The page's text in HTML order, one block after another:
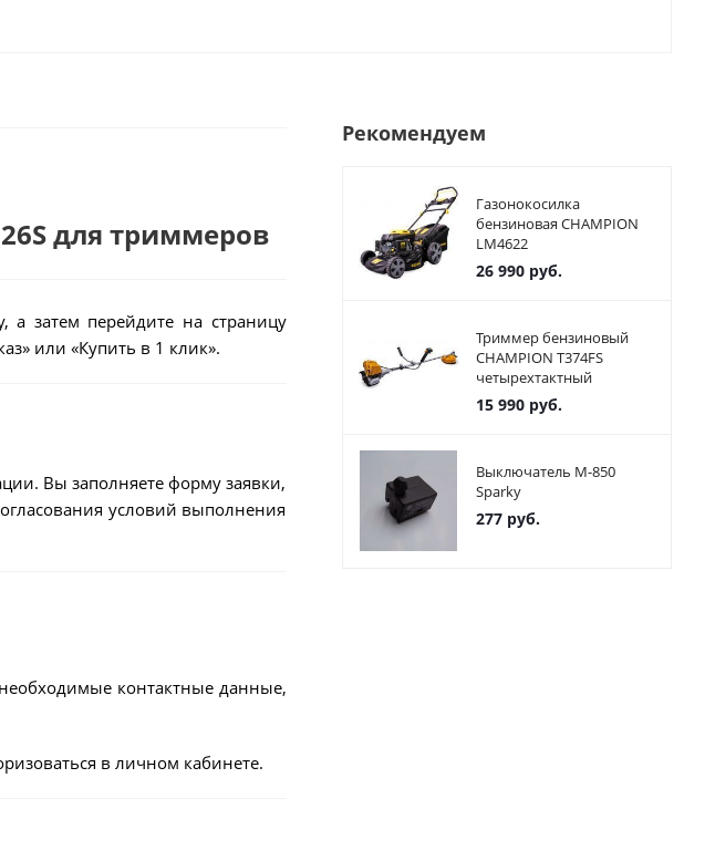
для триммеров
затем перейдите на страницу
или «Купить в 1 клик».
Вы заполняете форму заявки,
условий выполнения
контактные данные,
в личном кабинете.
Рекомендуем
Газонокосилка
бензиновая CHAMPION
LM4622
26 990руб.
Триммер бензиновый
CHAMPION T374FS
четырехтактный
15 990руб.
Выключатель М-850
Sparky
277руб.